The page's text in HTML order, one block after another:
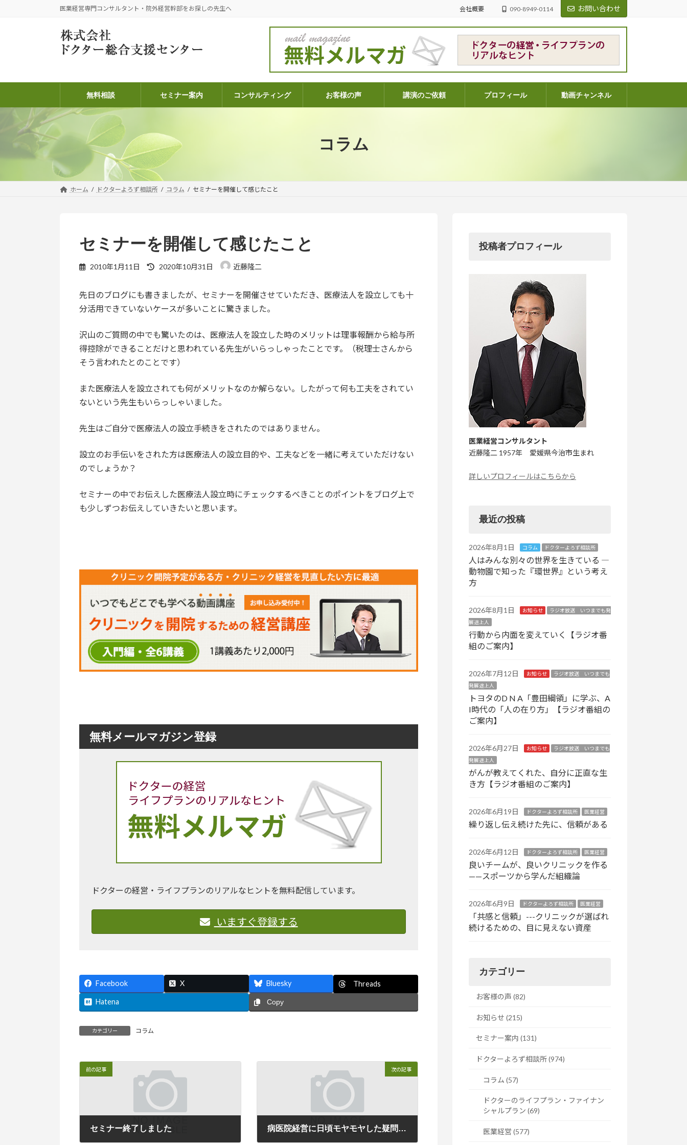
医業経営専門コンサルタント・院外経営幹部をお探しの先生へ 会社概要 090-8949-0114 お問い合わせ
無料相談 セミナー案内 コンサルティング お客様の声 講演のご依頼 プロフィール 動画チャンネル
コラム
ホーム ドクターよろず相談所 コラム セミナーを開催して感じたこと
セミナーを開催して感じたこと
2010年1月11日
最
新
日
2020年10月31日 近藤隆二
先日のブログにも書きましたが、セミナーを開催させていただき、医療法人を設立しても十
分活用できていないケースが多いことに驚きました。
沢山のご質問の中でも驚いたのは、医療法人を設立した時のメリットは理事報酬から給与所
得控除ができることだけと思われている先生がいらっしゃったことです。（税理士さんから
そう言われたとのことです）
また医療法人を設立されても何がメリットなのか解らない。したがって何も工夫をされてい
ないという先生もいらっしゃいました。
先生はご自分で医療法人の設立手続きをされたのではありません。
設立のお手伝いをされた方は医療法人の設立目的や、工夫などを一緒に考えていただけない
のでしょうか？
セミナーの中でお伝えした医療法人設立時にチェックするべきことのポイントをブログ上で
も少しずつお伝えしていきたいと思います。
無料メールマガジン登録
ドクターの経営・ライフプランのリアルなヒントを無料配信しています。
いますぐ登録する
Facebook X Bluesky Threads
Hatena Copy
カテゴリー コラム
前の記事
セミナー終了しました
次の記事
病医院経営に日頃モヤモヤした疑問を抱いている理事長先生へ！（セミナーご案内）
投稿者プロフィール
医業経営コンサルタント
近藤隆二 1957年 愛媛県今治市生まれ
詳しいプロフィールはこちらから
最近の投稿
2026年8月1日 コラム ドクターよろず相談所
人はみんな別々の世界を生きている ―
動物園で知った『環世界』という考え
方
2026年8月1日 お知らせ
ラジオ放送 いつまでも発
展途上人
行動から内面を変えていく【ラジオ番
組のご案内】
2026年7月12日 お知らせ
ラジオ放送 いつまでも
発展途上人
トヨタのD N A「豊田綱領」に学ぶ、A
I時代の「人の在り方」【ラジオ番組の
ご案内】
2026年6月27日 お知らせ
ラジオ放送 いつまでも
発展途上人
がんが教えてくれた、自分に正直な生
き方【ラジオ番組のご案内】
2026年6月19日 ドクターよろず相談所 医業経営
繰り返し伝え続けた先に、信頼がある
2026年6月12日 ドクターよろず相談所 医業経営
良いチームが、良いクリニックを作る
——スポーツから学んだ組織論
2026年6月9日 ドクターよろず相談所 医業経営
「共感と信頼」---クリニックが選ばれ
続けるための、目に見えない資産
カテゴリー
お客様の声 (82)
お知らせ (215)
セミナー案内 (131)
ドクターよろず相談所 (974)
コラム (57)
ドクターのライフプラン・ファイナン
シャルプラン (69)
医業経営 (577)